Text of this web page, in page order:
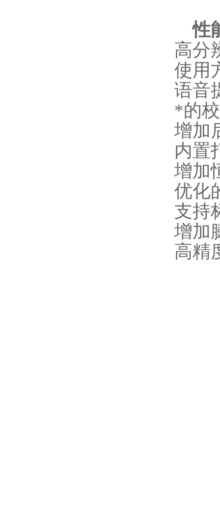
性
高分
使用
语音
*的
增加
内置
增加
优化
支持
增加
高精